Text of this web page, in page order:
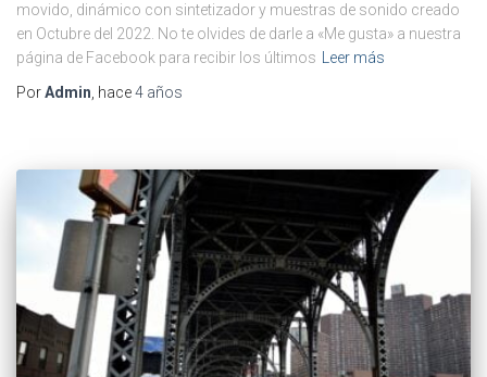
movido, dinámico con sintetizador y muestras de sonido creado
en Octubre del 2022. No te olvides de darle a «Me gusta» a nuestra
página de Facebook para recibir los últimos Leer más
PorAdmin, hace4 años